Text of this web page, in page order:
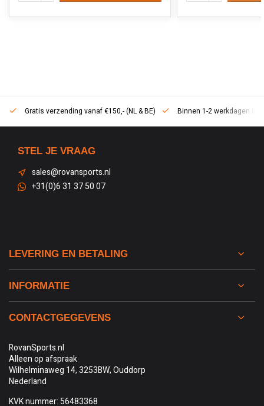
Gratis verzending vanaf €150,- (NL & BE) Binnen 1-2 werkdagen in
STEL JE VRAAG
sales@rovansports.nl
+31(0)6 31 37 50 07
LEVERING EN BETALING
INFORMATIE
CONTACTGEGEVENS
RovanSports.nl
Alleen op afspraak
Wilhelminaweg 14, 3253BW, Ouddorp
Nederland
KVK nummer: 56483368